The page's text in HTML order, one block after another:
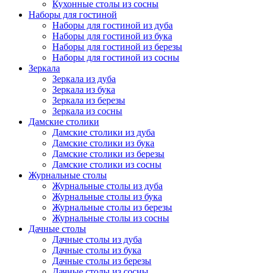
Кухонные столы из сосны
Наборы для гостиной
Наборы для гостиной из дуба
Наборы для гостиной из бука
Наборы для гостиной из березы
Наборы для гостиной из сосны
Зеркала
Зеркала из дуба
Зеркала из бука
Зеркала из березы
Зеркала из сосны
Дамские столики
Дамские столики из дуба
Дамские столики из бука
Дамские столики из березы
Дамские столики из сосны
Журнальные столы
Журнальные столы из дуба
Журнальные столы из бука
Журнальные столы из березы
Журнальные столы из сосны
Дачные столы
Дачные столы из дуба
Дачные столы из бука
Дачные столы из березы